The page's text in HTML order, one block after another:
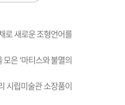
로 새로운 조형언어를
은 ‘마티스와 불멸의
시립미술관 소장품이